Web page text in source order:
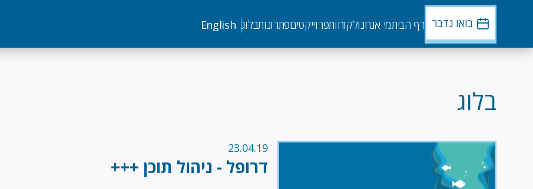
בואו נדבר דף הביתמי אנחנולקוחותפרוייקטיםפתרונותבלוג English
בלוג
23.04.19
דרופל - ניהול תוכן +++